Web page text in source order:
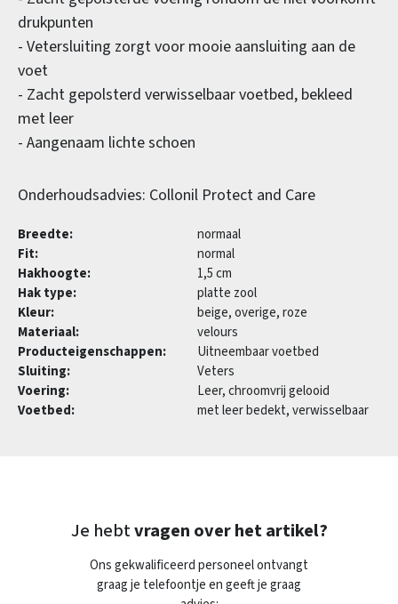
drukpunten
- Vetersluiting zorgt voor mooie aansluiting aan de
voet
- Zacht gepolsterd verwisselbaar voetbed, bekleed
met leer
- Aangenaam lichte schoen
Onderhoudsadvies: Collonil Protect and Care
Breedte:
normaal
Fit:
normal
Hakhoogte:
1,5 cm
Hak type:
platte zool
Kleur:
beige, overige, roze
Materiaal:
velours
Producteigenschappen:
Uitneembaar voetbed
Sluiting:
Veters
Voering:
Leer, chroomvrij gelooid
Voetbed:
met leer bedekt, verwisselbaar
Je hebtvragen over het artikel?
Ons gekwalificeerd personeel ontvangt
graag je telefoontje en geeft je graag